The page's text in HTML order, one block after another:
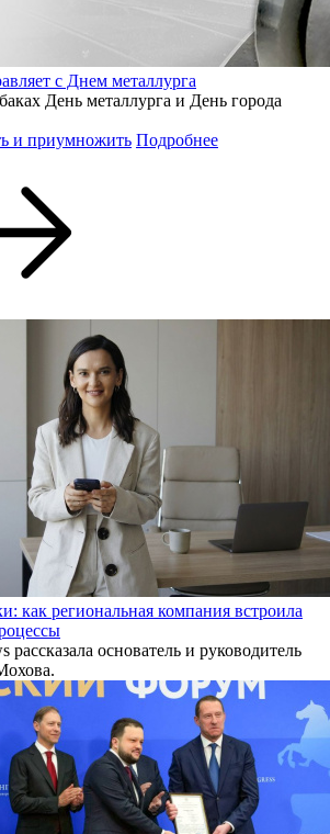
с Днем металлурга
День металлурга и День города
и приумножить Подробнее
как региональная компания встроила
основатель и руководитель